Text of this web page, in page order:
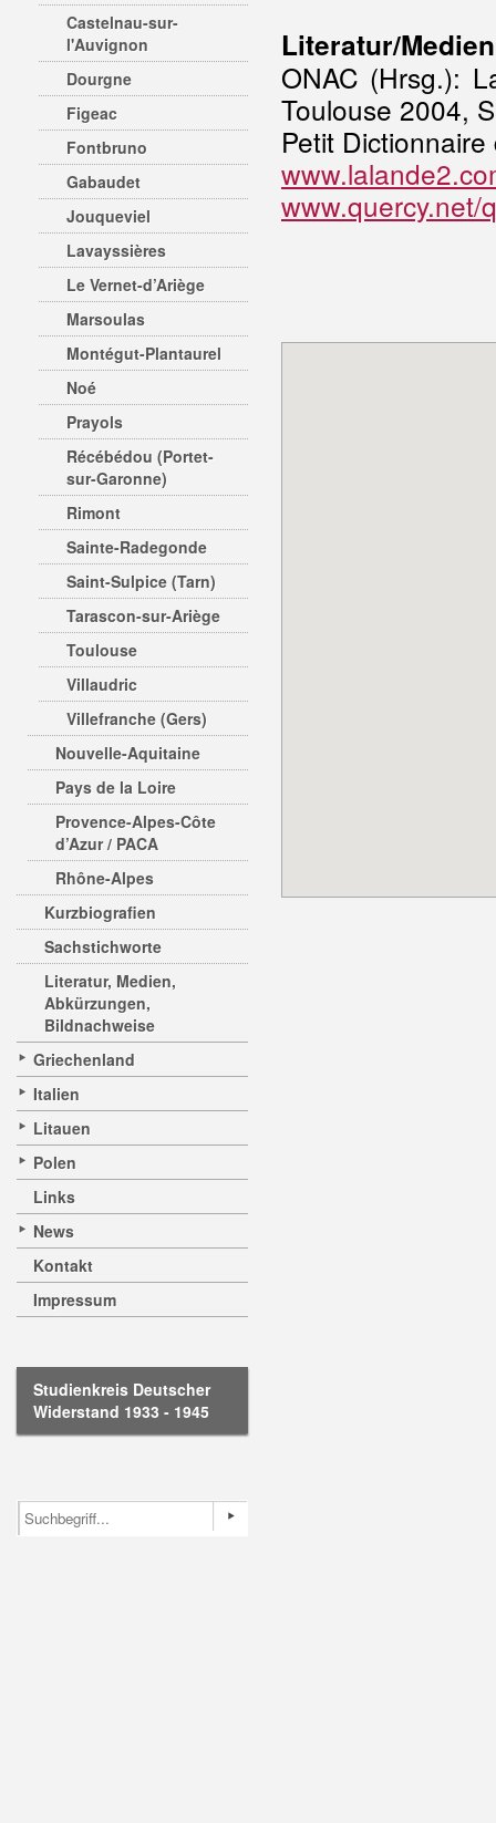
Castelnau-sur-
l'Auvignon
Dourgne
Figeac
Fontbruno
Gabaudet
Jouqueviel
Lavayssières
Le Vernet-d’Ariège
Marsoulas
Montégut-Plantaurel
Noé
Prayols
Récébédou (Portet-
sur-Garonne)
Rimont
Sainte-Radegonde
Saint-Sulpice (Tarn)
Tarascon-sur-Ariège
Toulouse
Villaudric
Villefranche (Gers)
Nouvelle-Aquitaine
Pays de la Loire
Provence-Alpes-Côte
d’Azur / PACA
Rhône-Alpes
Kurzbiografien
Sachstichworte
Literatur, Medien,
Abkürzungen,
Bildnachweise
Griechenland
Italien
Litauen
Polen
Links
News
Kontakt
Impressum
Studienkreis Deutscher
Widerstand 1933 - 1945
Literatur/Medien
ONAC (Hrsg.):
Toulouse 2004,
Petit
www.quercy.net/